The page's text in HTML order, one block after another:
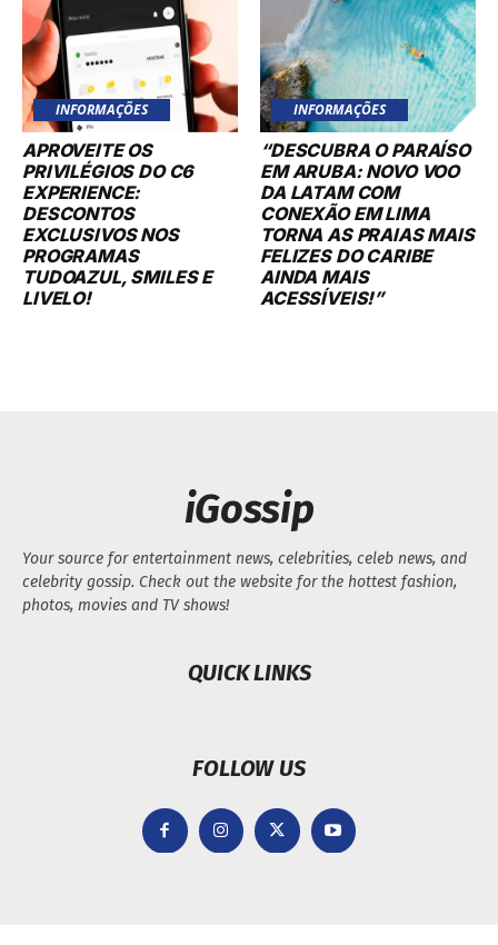
INFORMAÇÕES
APROVEITE OS
PRIVILÉGIOS DO C6
EXPERIENCE:
DESCONTOS
EXCLUSIVOS NOS
PROGRAMAS
TUDOAZUL, SMILES E
LIVELO!
INFORMAÇÕES
“DESCUBRA O PARAÍSO
EM ARUBA: NOVO VOO
DA LATAM COM
CONEXÃO EM LIMA
TORNA AS PRAIAS MAIS
FELIZES DO CARIBE
AINDA MAIS
ACESSÍVEIS!”
iGossip
Your source for entertainment news, celebrities, celeb news, and
celebrity gossip. Check out the website for the hottest fashion,
photos, movies and TV shows!
QUICK LINKS
FOLLOW US